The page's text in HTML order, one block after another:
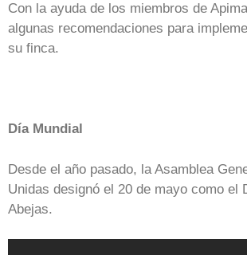
Con la ayuda de los miembros de
algunas recomendaciones para
su finca.
Día Mundial
Desde el año pasado, la Asamblea
Unidas designó el 20 de mayo como el
Abejas.